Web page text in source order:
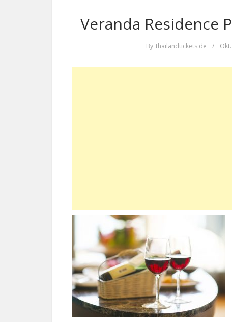
Veranda Residence
By thailandtickets.de /